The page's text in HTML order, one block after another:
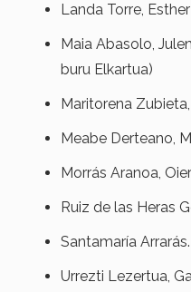
Landa Torre,
Maia Abasolo,
buru Elkartua)
Maritorena
Meabe Derteano,
Morrás Aranoa, Oier
Ruiz de las Heras
Santamaría
Urrezti Lezertua,